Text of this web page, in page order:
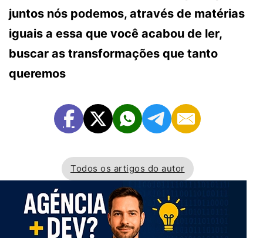
juntos nós podemos, através de matérias
iguais a essa que você acabou de ler,
buscar as transformações que tanto
queremos
Todos os artigos do autor